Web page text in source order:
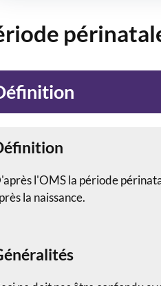
l'OMS la période
la naissance.